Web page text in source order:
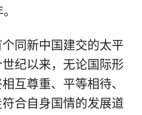
同新中国建交的太平
纪以来，无论国际形
互尊重、平等相待、
合自身国情的发展道